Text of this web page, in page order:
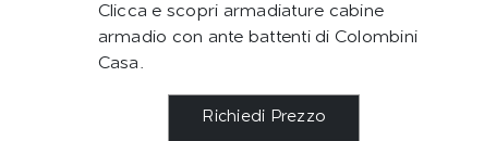
Clicca e scopri armadiature cabine
armadio con ante battenti di Colombini
Casa.
Richiedi Prezzo